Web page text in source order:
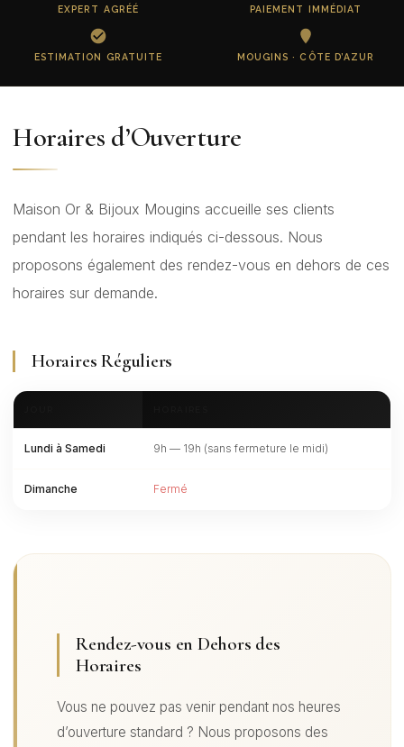
EXPERT AGRÉÉ PAIEMENT IMMÉDIAT
ESTIMATION GRATUITE MOUGINS · CÔTE D’AZUR
Horaires d’Ouverture
Maison Or & Bijoux Mougins accueille ses clients
pendant les horaires indiqués ci-dessous. Nous
proposons également des rendez-vous en dehors de ces
horaires sur demande.
Horaires Réguliers
Lundi à Samedi 9h — 19h (sans fermeture le midi)
Dimanche Fermé
Rendez-vous en Dehors des
Horaires
Vous ne pouvez pas venir pendant nos heures
d’ouverture standard ? Nous proposons des